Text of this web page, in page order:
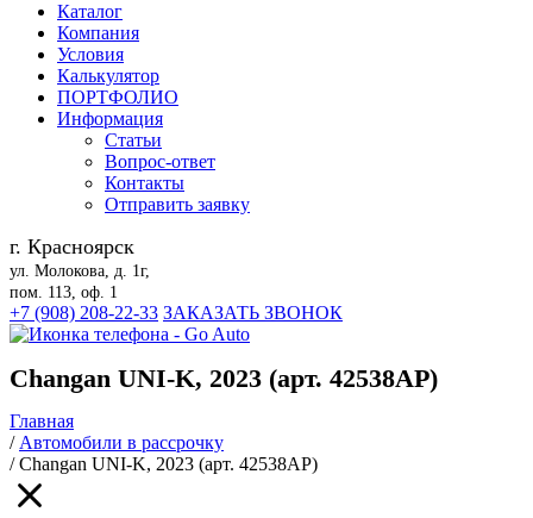
Каталог
Компания
Условия
Калькулятор
ПОРТФОЛИО
Информация
Статьи
Вопрос-ответ
Контакты
Отправить заявку
г. Красноярск
ул. Молокова, д. 1г,
пом. 113, оф. 1
+7 (908) 208-22-33 ЗАКАЗАТЬ ЗВОНОК
Changan UNI-K, 2023 (арт. 42538АР)
Главная
/Автомобили в рассрочку
/Changan UNI-K, 2023 (арт. 42538АР)